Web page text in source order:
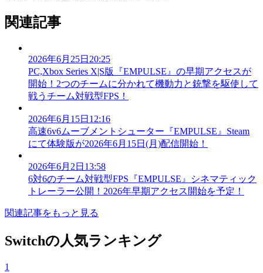
関連記事
2026年6月25日20:25
PC,Xbox Series X|S版『EMPULSE』の早期アクセスが
開始！2つのチームに分かれて機動力と銃撃を駆使して
戦うチーム対戦型FPS！
2026年6月15日12:16
高速6v6ムーブメントシューター『EMPULSE』Steam
にて体験版が2026年6月15日(月)配信開始！
2026年6月2日13:58
6対6のチーム対戦型FPS『EMPULSE』シネマティック
トレーラー公開！2026年早期アクセス開始を予定！
関連記事をもっと見る
Switchの人気ランキング
1